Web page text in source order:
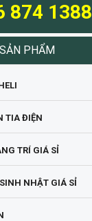
874 1388
PHẨM
TIA ĐIỆN
TRÍ GIÁ SỈ
NHẬT GIÁ SỈ